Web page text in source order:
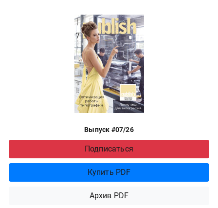
Выпуск #07/26
Подписаться
Купить PDF
Архив PDF